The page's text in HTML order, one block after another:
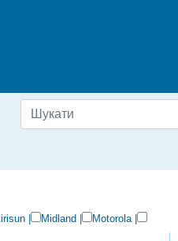
Midland Motorola|